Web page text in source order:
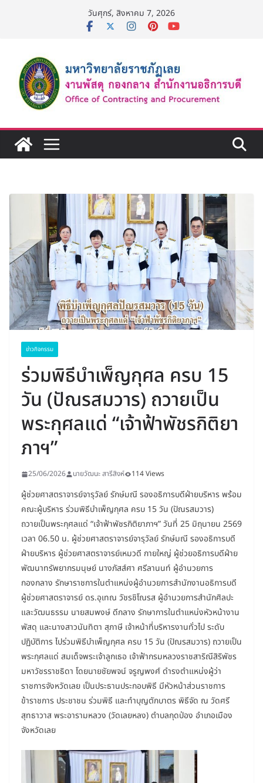
วันศุกร์, สิงหาคม 7, 2026
ข่าวกิจกรรม
ร่วมพิธีบำเพ็ญกุศล ครบ 15
วัน (ปัณรสมวาร) ถวายเป็น
พระกุศลแด่ “เจ้าฟ้าพัชรกิติยา
ภาฯ”
25/06/2026 นายวัฒนะ สารีสิงห์ 114 Views
ผู้ช่วยศาสตราจารย์จารุวัลย์ รักษ์มณี รองอธิการบดีฝ่ายบริหาร พร้อม
คณะผู้บริหาร ร่วมพิธีบำเพ็ญกุศล ครบ 15 วัน (ปัณรสมวาร)
ถวายเป็นพระกุศลแด่ “เจ้าฟ้าพัชรกิติยาภาฯ” วันที่ 25 มิถุนายน 2569
เวลา 06.50 น. ผู้ช่วยศาสตราจารย์จารุวัลย์ รักษ์มณี รองอธิการบดี
ฝ่ายบริหาร ผู้ช่วยศาสตราจารย์เหมวดี กายใหญ่ ผู้ช่วยอธิการบดีฝ่าย
พัฒนาทรัพยากรมนุษย์ นางภัสส์ศา ศรีลานนท์ ผู้อำนวยการ
กองกลาง รักษาราชการในตำแหน่งผู้อำนวยการสำนักงานอธิการบดี
ผู้ช่วยศาสตราจารย์ ดร.อุเทณ วัชรชิโณรส ผู้อำนวยการสำนักศิลปะ
และวัฒนธรรม นายสมพงษ์ ดีกลาง รักษาการในตำแหน่งหัวหน้างาน
พัสดุ และนางสาวนันทิตา สุภาษี เจ้าหน้าที่บริหารงานทั่วไป ระดับ
ปฏิบัติการ ไปร่วมพิธีบำเพ็ญกุศล ครบ 15 วัน (ปัณรสมวาร) ถวายเป็น
พระกุศลแด่ สมเด็จพระเจ้าลูกเธอ เจ้าฟ้ากรมหลวงราชสาริณีสิริพัชร
มหาวัชรราชธิดา โดยนายชัยพจน์ จรูญพงศ์ ดำรงตำแหน่งผู้ว่า
ราชการจังหวัดเลย เป็นประธานประกอบพิธี มีหัวหน้าส่วนราชการ
ข้าราชการ ประชาชน ร่วมพิธี และทำบุญตักบาตร พิธีจัด ณ วัดศรี
สุทธาวาส พระอารามหลวง (วัดเลยหลง) ตำบลกุดป่อง อำเภอเมือง
จังหวัดเลย